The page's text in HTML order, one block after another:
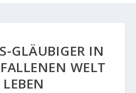
GLÄUBIGER IN
WELT
LEBEN